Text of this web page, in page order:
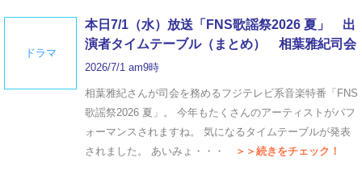
ドラマ
本日7/1（水）放送「FNS歌謡祭2026 夏」 出
演者タイムテーブル（まとめ） 相葉雅紀司会
2026/7/1 am9時
相葉雅紀さんが司会を務めるフジテレビ系音楽特番「FNS
歌謡祭2026 夏」。 今年もたくさんのアーティストがパフ
ォーマンスされますね。 気になるタイムテーブルが発表
されました。 あいみょ・・・
＞＞続きをチェック！